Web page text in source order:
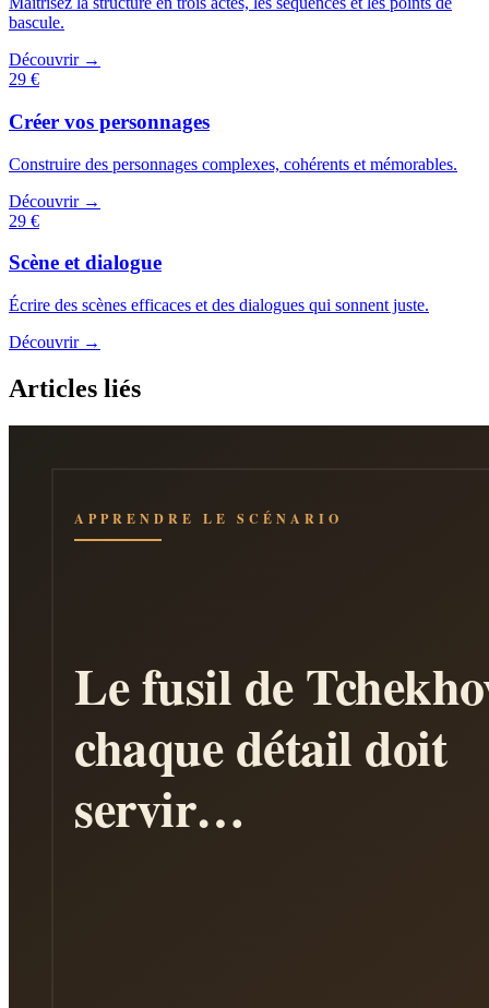
bascule.
Découvrir →
29 €
Créer vos personnages
Construire des personnages complexes, cohérents et mémorables.
Découvrir →
29 €
Scène et dialogue
Écrire des scènes efficaces et des dialogues qui sonnent juste.
Découvrir →
Articles liés